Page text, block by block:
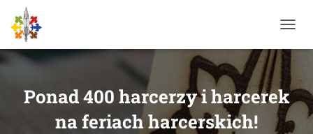
R
E
Ą
C
Ponad 400 harcerzy i harcerek
na feriach harcerskich!